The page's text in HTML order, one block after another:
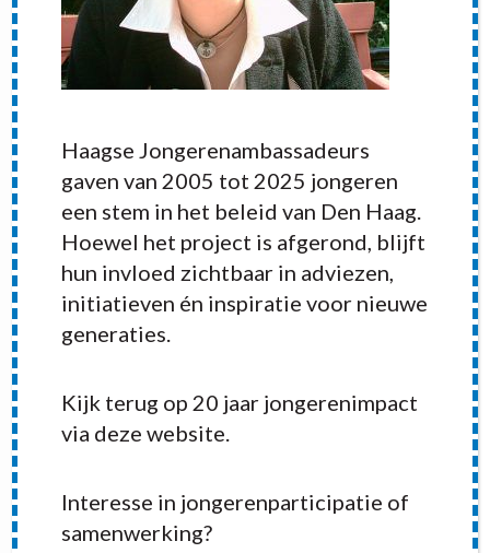
RECENT POSTS
Haagse Jongerenambassadeurs
gaven van 2005 tot 2025 jongeren
een stem in het beleid van Den Haag.
Hoewel het project is afgerond, blijft
hun invloed zichtbaar in adviezen,
initiatieven én inspiratie voor nieuwe
generaties.
Kijk terug op 20 jaar jongerenimpact
via deze website.
Interesse in jongerenparticipatie of
samenwerking?